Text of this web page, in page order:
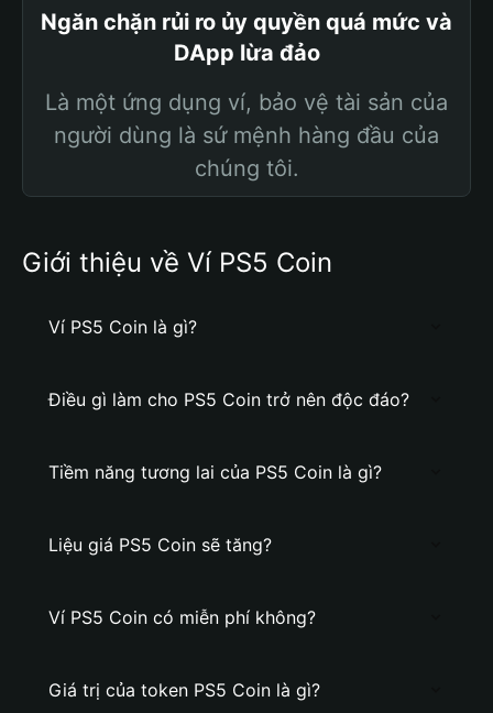
Ngăn chặn rủi ro ủy quyền quá mức và
DApp lừa đảo
Là một ứng dụng ví, bảo vệ tài sản của
người dùng là sứ mệnh hàng đầu của
chúng tôi.
Giới thiệu về Ví PS5 Coin
Ví PS5 Coin là gì?
Điều gì làm cho PS5 Coin trở nên độc đáo?
Tiềm năng tương lai của PS5 Coin là gì?
Liệu giá PS5 Coin sẽ tăng?
Ví PS5 Coin có miễn phí không?
Giá trị của token PS5 Coin là gì?